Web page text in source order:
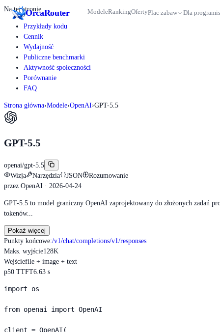
OrcaRouter ModeleRankingOfertyPlac zabaw Dla
Na tej stronie
Przykłady kodu
Cennik
Wydajność
Publiczne benchmarki
Aktywność społeczności
Porównanie
FAQ
Strona główna›Modele›OpenAI›GPT-5.5
GPT-5.5
openai/gpt-5.5
Wizja
Narzędzia JSON
Rozumowanie
przez OpenAI · 2026-04-24
GPT-5.5 to model graniczny OpenAI zaprojektowany do złożonych zadań
tokenów...
Pokaż więcej
Punkty końcowe:/v1/chat/completions/v1/responses
Maks. wyjście128K
Wejściefile + image + text
p50 TTFT6.63 s
import os
from openai import OpenAI
client = OpenAI(